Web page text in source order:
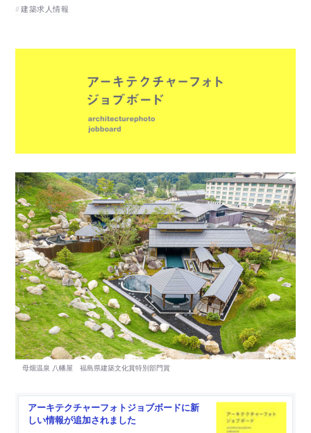
建築求人情報
アーキテクチャーフォトジョブボードに新
しい情報が追加されました